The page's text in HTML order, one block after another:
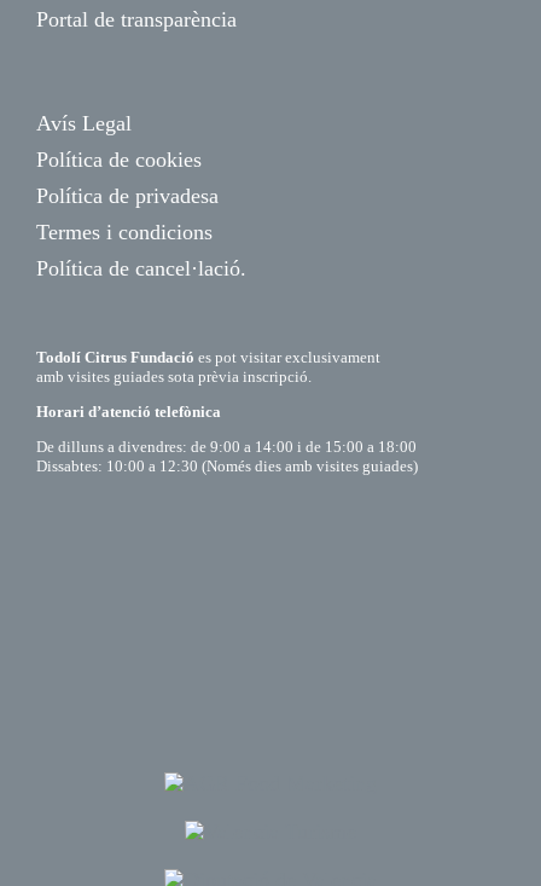
Portal de transparència
Avís Legal
Política de cookies
Política de privadesa
Termes i condicions
Política de cancel·lació.
Todolí Citrus Fundació es pot visitar exclusivament
amb visites guiades sota prèvia inscripció.
Horari d’atenció telefònica
De dilluns a divendres: de 9:00 a 14:00 i de 15:00 a 18:00
Dissabtes: 10:00 a 12:30 (Només dies amb visites guiades)